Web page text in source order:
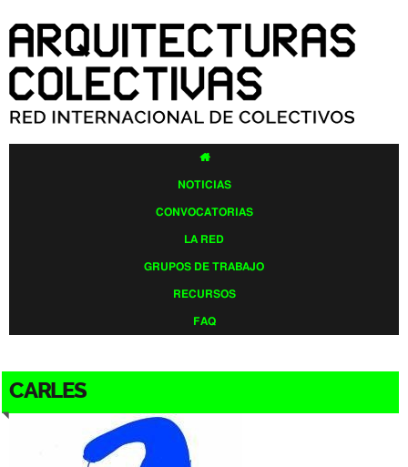
contenido
principal

NOTICIAS
CONVOCATORIAS
LA RED
GRUPOS DE TRABAJO
RECURSOS
FAQ
CARLES